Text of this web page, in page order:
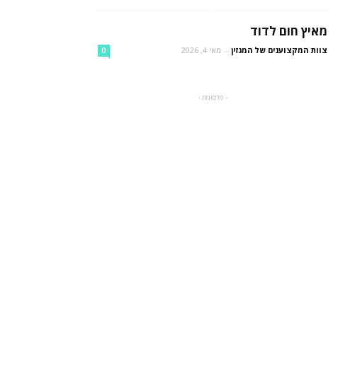
מאיץ חום לדוד
צוות המקצוענים של המגזין - מאי 4, 2026 0
- פרסומת -